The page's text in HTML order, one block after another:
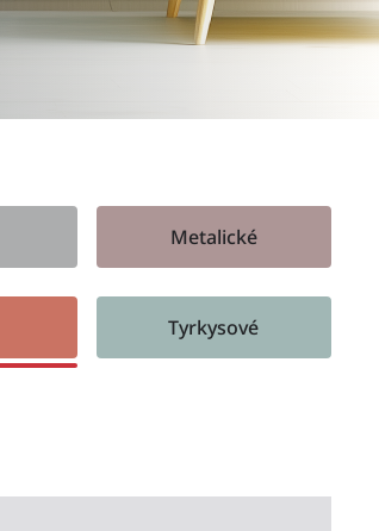
Metalické
Tyrkysové